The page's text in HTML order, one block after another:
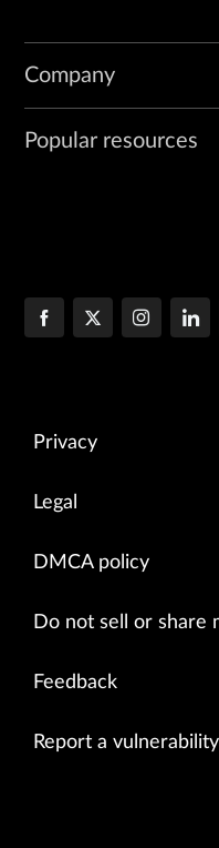
Company
Popular resources
Privacy
Legal
DMCA policy
Do not sell or share
Feedback
Report a vulnerability